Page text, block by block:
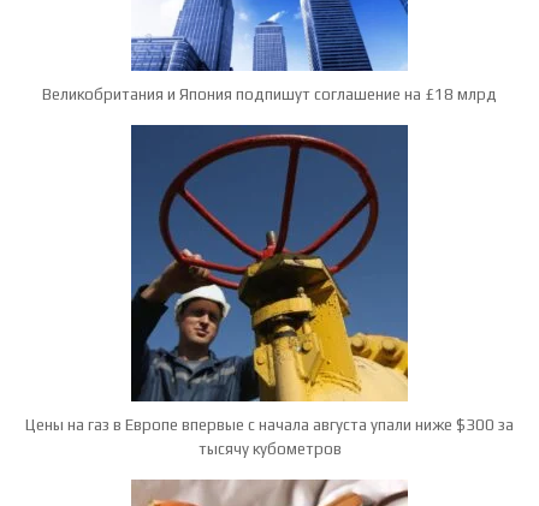
Великобритания и Япония подпишут соглашение на £18 млрд
Цены на газ в Европе впервые с начала августа упали ниже $300 за
тысячу кубометров